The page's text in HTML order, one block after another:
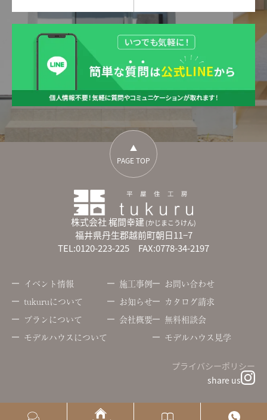
PAGE TOP
株式会社 梶間幸建(かじまこうけん)
福井県丹生郡越前町朝日11−7
TEL:0120-223-225 FAX:0778-34-2197
イベント情報
tukuruについて
プランについて
モデルハウスについて
施工事例
お知らせ
会社概要
お問い合わせ
カタログ請求
無料相談会
モデルハウス見学
プライバシーポリシー
share us